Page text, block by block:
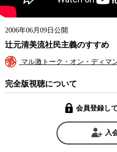
2006年06月09日公開
辻元清美流社民主義のすすめ
マル激トーク・オン・ディマ
完全版視聴について
会員登録し
入